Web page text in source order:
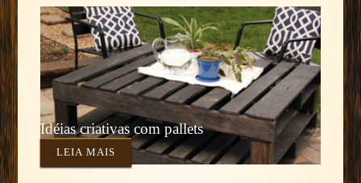
Idéias criativas com pallets
LEIA MAIS